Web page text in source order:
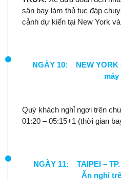
sân bay làm thủ tục đáp
cảnh dự kiến tại New York
NGÀY 10: NEW
máy
Quý khách nghỉ ngơi trên
01:20 – 05:15+1 (thời gian
NGÀY 11: TAIPEI –
Ăn nghỉ